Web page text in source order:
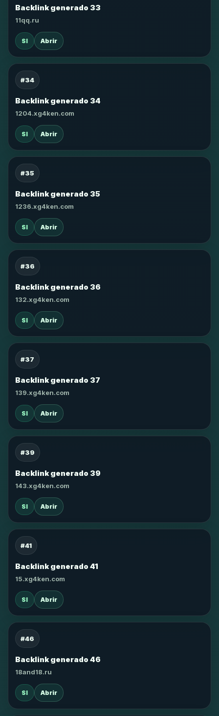
Backlink generado 33
11qq.ru
SI Abrir
#34
Backlink generado 34
1204.xg4ken.com
SI Abrir
#35
Backlink generado 35
1236.xg4ken.com
SI Abrir
#36
Backlink generado 36
132.xg4ken.com
SI Abrir
#37
Backlink generado 37
139.xg4ken.com
SI Abrir
#39
Backlink generado 39
143.xg4ken.com
SI Abrir
#41
Backlink generado 41
15.xg4ken.com
SI Abrir
#46
Backlink generado 46
18and18.ru
SI Abrir